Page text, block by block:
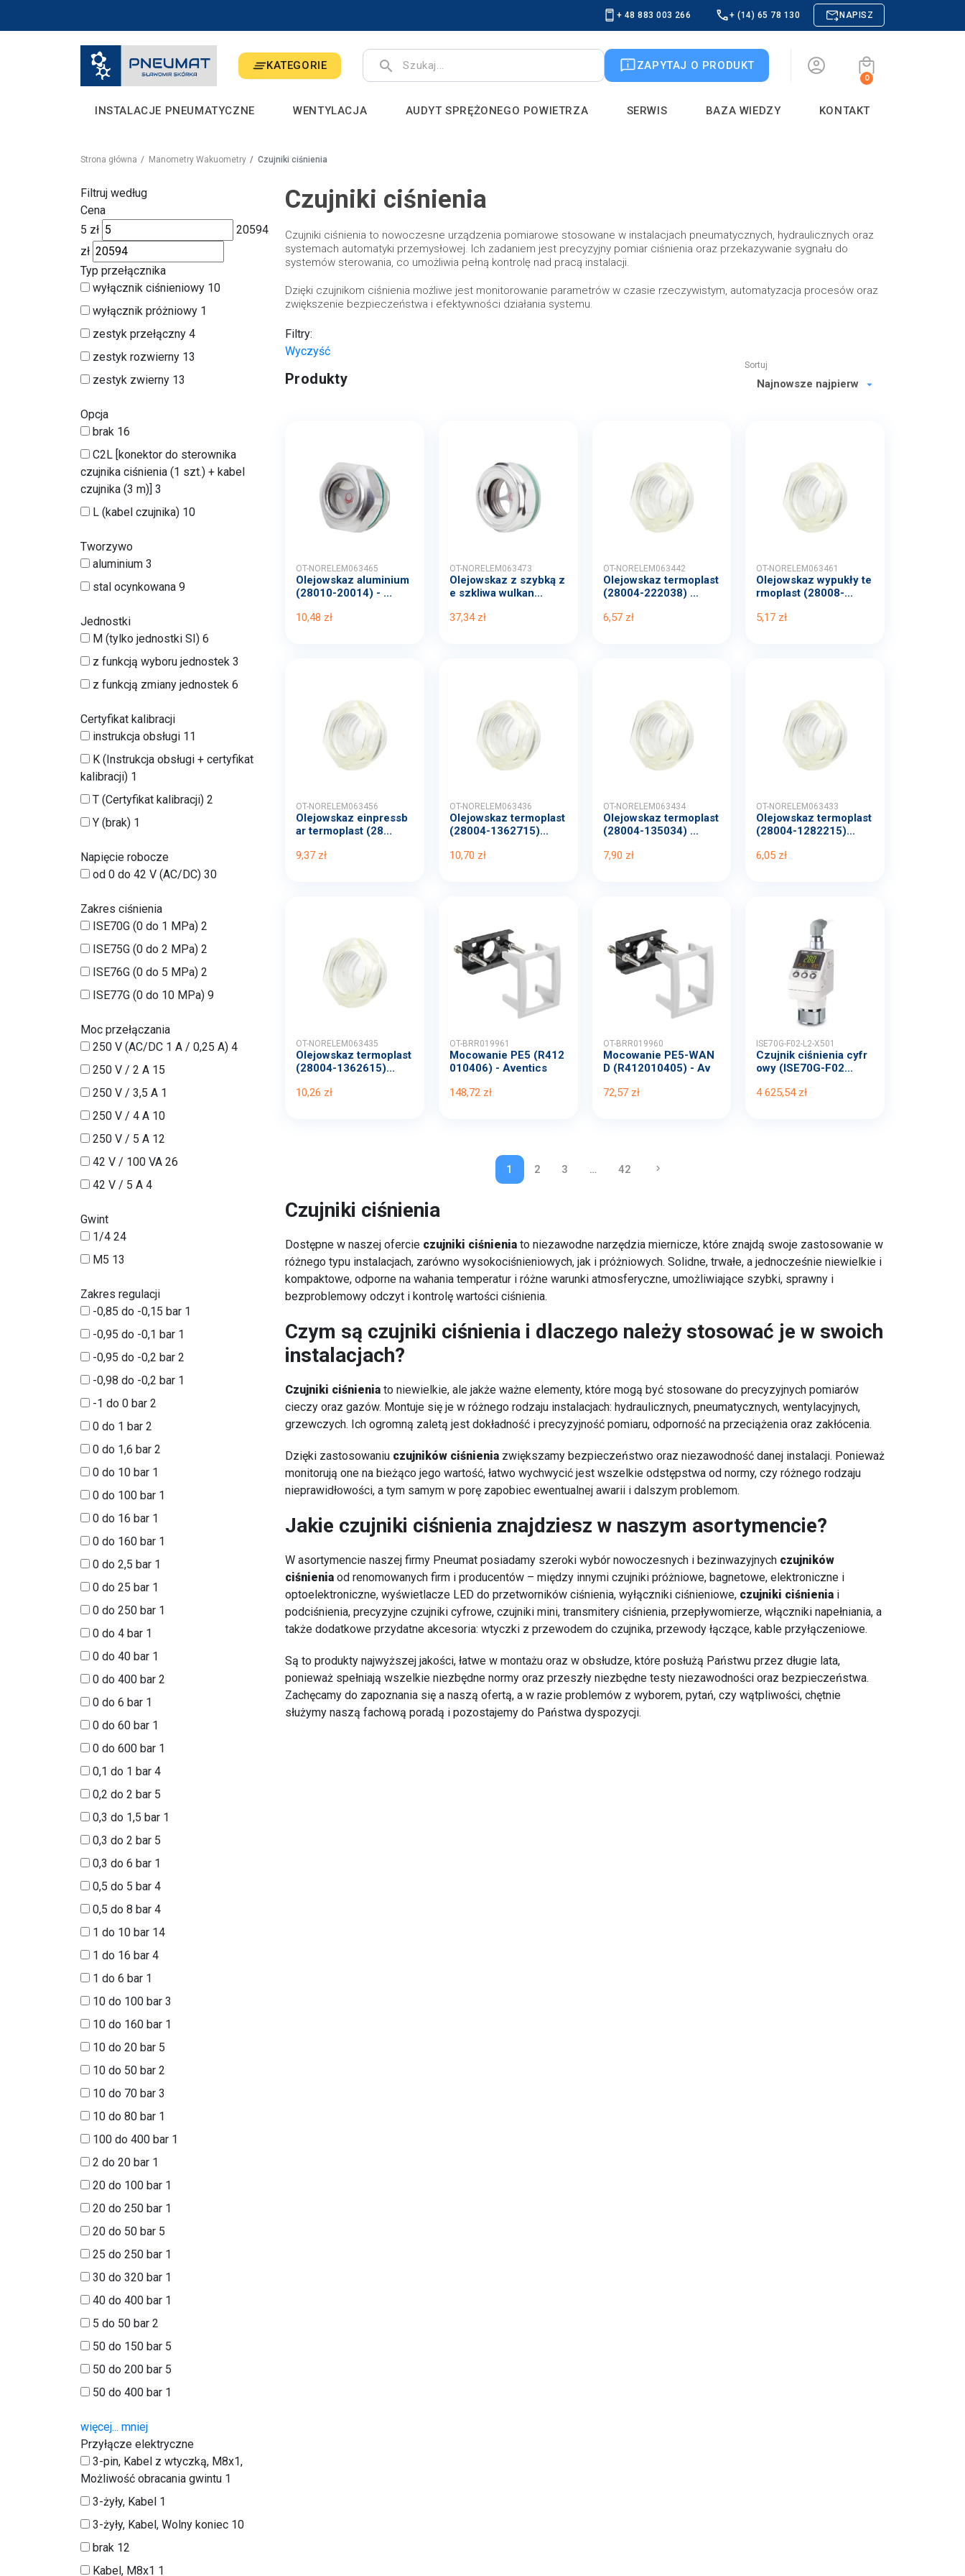
+ 48 883 003 266 + (14) 65 78 130 NAPISZ
search ZAPYTAJ O PRODUKT
0
INSTALACJE PNEUMATYCZNE WENTYLACJA AUDYT SPRĘŻONEGO POWIETRZA SERWIS BAZA WIEDZY KONTAKT
KATEGORIE
Strona główna Manometry Wakuometry Czujniki ciśnienia
Filtruj według
Cena
5 zł
20594
zł
Typ przełącznika
wyłącznik ciśnieniowy 10
wyłącznik próżniowy 1
zestyk przełączny 4
zestyk rozwierny 13
zestyk zwierny 13
Opcja
brak 16
C2L [konektor do sterownika
czujnika ciśnienia (1 szt.) + kabel
czujnika (3 m)] 3
L (kabel czujnika) 10
Tworzywo
aluminium 3
stal ocynkowana 9
Jednostki
M (tylko jednostki SI) 6
z funkcją wyboru jednostek 3
z funkcją zmiany jednostek 6
Certyfikat kalibracji
instrukcja obsługi 11
K (Instrukcja obsługi + certyfikat
kalibracji) 1
T (Certyfikat kalibracji) 2
Y (brak) 1
Napięcie robocze
od 0 do 42 V (AC/DC) 30
Zakres ciśnienia
ISE70G (0 do 1 MPa) 2
ISE75G (0 do 2 MPa) 2
ISE76G (0 do 5 MPa) 2
ISE77G (0 do 10 MPa) 9
Moc przełączania
250 V (AC/DC 1 A / 0,25 A) 4
250 V / 2 A 15
250 V / 3,5 A 1
250 V / 4 A 10
250 V / 5 A 12
42 V / 100 VA 26
42 V / 5 A 4
Gwint
1/4 24
M5 13
Zakres regulacji
-0,85 do -0,15 bar 1
-0,95 do -0,1 bar 1
-0,95 do -0,2 bar 2
-0,98 do -0,2 bar 1
-1 do 0 bar 2
0 do 1 bar 2
0 do 1,6 bar 2
0 do 10 bar 1
0 do 100 bar 1
0 do 16 bar 1
0 do 160 bar 1
0 do 2,5 bar 1
0 do 25 bar 1
0 do 250 bar 1
0 do 4 bar 1
0 do 40 bar 1
0 do 400 bar 2
0 do 6 bar 1
0 do 60 bar 1
0 do 600 bar 1
0,1 do 1 bar 4
0,2 do 2 bar 5
0,3 do 1,5 bar 1
0,3 do 2 bar 5
0,3 do 6 bar 1
0,5 do 5 bar 4
0,5 do 8 bar 4
1 do 10 bar 14
1 do 16 bar 4
1 do 6 bar 1
10 do 100 bar 3
10 do 160 bar 1
10 do 20 bar 5
10 do 50 bar 2
10 do 70 bar 3
10 do 80 bar 1
100 do 400 bar 1
2 do 20 bar 1
20 do 100 bar 1
20 do 250 bar 1
20 do 50 bar 5
25 do 250 bar 1
30 do 320 bar 1
40 do 400 bar 1
5 do 50 bar 2
50 do 150 bar 5
50 do 200 bar 5
50 do 400 bar 1
więcej... mniej
Przyłącze elektryczne
3-pin, Kabel z wtyczką, M8x1,
Możliwość obracania gwintu 1
3-żyły, Kabel 1
3-żyły, Kabel, Wolny koniec 10
brak 12
Kabel, M8x1 1
Czujniki ciśnienia
Czujniki ciśnienia to nowoczesne urządzenia pomiarowe stosowane w instalacjach pneumatycznych, hydraulicznych oraz
systemach automatyki przemysłowej. Ich zadaniem jest precyzyjny pomiar ciśnienia oraz przekazywanie sygnału do
systemów sterowania, co umożliwia pełną kontrolę nad pracą instalacji.
Dzięki czujnikom ciśnienia możliwe jest monitorowanie parametrów w czasie rzeczywistym, automatyzacja procesów oraz
zwiększenie bezpieczeństwa i efektywności działania systemu.
Filtry:
Wyczyść
Produkty
Sortuj
OT-NORELEM063465
Olejowskaz aluminium
(28010-20014) - ...
10,48 zł
OT-NORELEM063473
Olejowskaz z szybką z
e szkliwa wulkan...
37,34 zł
OT-NORELEM063442
Olejowskaz termoplast
(28004-222038) ...
6,57 zł
OT-NORELEM063461
Olejowskaz wypukły te
rmoplast (28008-...
5,17 zł
OT-NORELEM063456
Olejowskaz einpressb
ar termoplast (28...
9,37 zł
OT-NORELEM063436
Olejowskaz termoplast
(28004-1362715)...
10,70 zł
OT-NORELEM063434
Olejowskaz termoplast
(28004-135034) ...
7,90 zł
OT-NORELEM063433
Olejowskaz termoplast
(28004-1282215)...
6,05 zł
OT-NORELEM063435
Olejowskaz termoplast
(28004-1362615)...
10,26 zł
OT-BRR019961
Mocowanie PE5 (R412
010406) - Aventics
148,72 zł
OT-BRR019960
Mocowanie PE5-WAN
D (R412010405) - Av
72,57 zł
ISE70G-F02-L2-X501
Czujnik ciśnienia cyfr
owy (ISE70G-F02...
4 625,54 zł
1 2 3 … 42 keyboard_arrow_rightNASTĘPNY
Czujniki ciśnienia
Dostępne w naszej ofercie czujniki ciśnienia to niezawodne narzędzia miernicze, które znajdą swoje zastosowanie w
różnego typu instalacjach, zarówno wysokociśnieniowych, jak i próżniowych. Solidne, trwałe, a jednocześnie niewielkie i
kompaktowe, odporne na wahania temperatur i różne warunki atmosferyczne, umożliwiające szybki, sprawny i
bezproblemowy odczyt i kontrolę wartości ciśnienia.
Czym są czujniki ciśnienia i dlaczego należy stosować je w swoich
instalacjach?
Czujniki ciśnienia to niewielkie, ale jakże ważne elementy, które mogą być stosowane do precyzyjnych pomiarów
cieczy oraz gazów. Montuje się je w różnego rodzaju instalacjach: hydraulicznych, pneumatycznych, wentylacyjnych,
grzewczych. Ich ogromną zaletą jest dokładność i precyzyjność pomiaru, odporność na przeciążenia oraz zakłócenia.
Dzięki zastosowaniu czujników ciśnienia zwiększamy bezpieczeństwo oraz niezawodność danej instalacji. Ponieważ
monitorują one na bieżąco jego wartość, łatwo wychwycić jest wszelkie odstępstwa od normy, czy różnego rodzaju
nieprawidłowości, a tym samym w porę zapobiec ewentualnej awarii i dalszym problemom.
Jakie czujniki ciśnienia znajdziesz w naszym asortymencie?
W asortymencie naszej firmy Pneumat posiadamy szeroki wybór nowoczesnych i bezinwazyjnych czujników
ciśnienia od renomowanych firm i producentów – między innymi czujniki próżniowe, bagnetowe, elektroniczne i
optoelektroniczne, wyświetlacze LED do przetworników ciśnienia, wyłączniki ciśnieniowe, czujniki ciśnienia i
podciśnienia, precyzyjne czujniki cyfrowe, czujniki mini, transmitery ciśnienia, przepływomierze, włączniki napełniania, a
także dodatkowe przydatne akcesoria: wtyczki z przewodem do czujnika, przewody łączące, kable przyłączeniowe.
Są to produkty najwyższej jakości, łatwe w montażu oraz w obsłudze, które posłużą Państwu przez długie lata,
ponieważ spełniają wszelkie niezbędne normy oraz przeszły niezbędne testy niezawodności oraz bezpieczeństwa.
Zachęcamy do zapoznania się a naszą ofertą, a w razie problemów z wyborem, pytań, czy wątpliwości, chętnie
służymy naszą fachową poradą i pozostajemy do Państwa dyspozycji.